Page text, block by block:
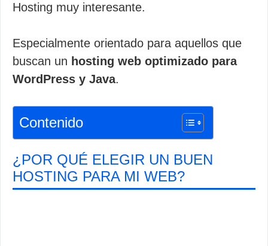
Hosting muy interesante.
Especialmente orientado para aquellos que
buscan un hosting web optimizado para
WordPress y Java.
Contenido
¿POR QUÉ ELEGIR UN BUEN
HOSTING PARA MI WEB?